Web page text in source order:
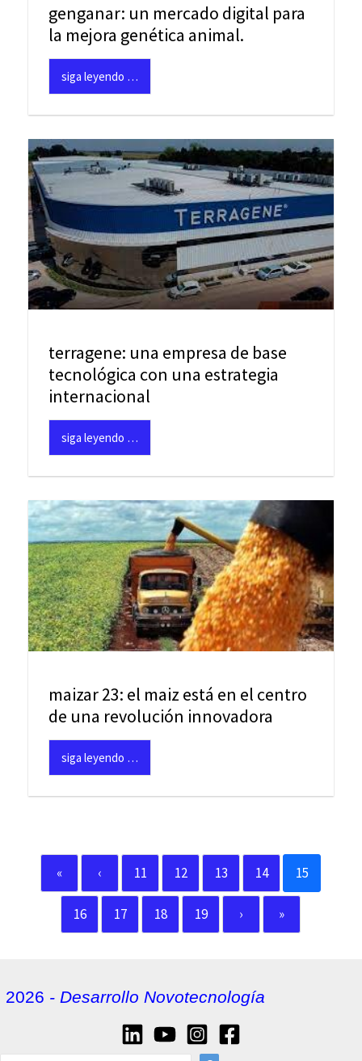
genganar: un mercado digital para
la mejora genética animal.
siga leyendo …
terragene: una empresa de base
tecnológica con una estrategia
internacional
siga leyendo …
maizar 23: el maiz está en el centro
de una revolución innovadora
siga leyendo …
« ‹ 11 12 13 14 15
16 17 18 19 › »
2026 - Desarrollo Novotecnología